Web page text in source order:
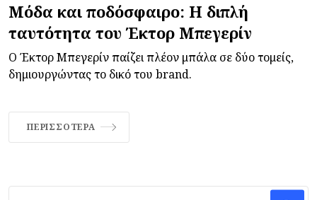
Μόδα και ποδόσφαιρο: Η διπλή
ταυτότητα του Έκτορ Μπεγερίν
Ο Έκτορ Μπεγερίν παίζει πλέον μπάλα σε δύο τομείς,
δημιουργώντας το δικό του brand.
ΠΕΡΙΣΣΌΤΕΡΑ